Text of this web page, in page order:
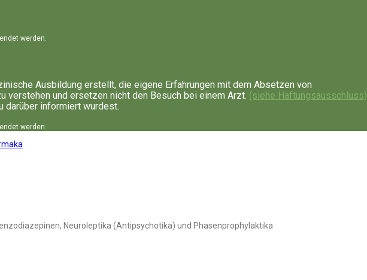
werden.
Ausbildung erstellt, die eigene Erfahrungen mit dem Absetzen von
verstehen und ersetzen nicht den Besuch bei einem Arzt. (siehe Haftungsausschluss)
darüber informiert wurdest.
werden.
Neuroleptika (Antipsychotika) und Phasenprophylaktika